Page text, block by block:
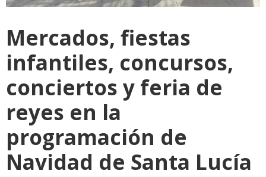
Mercados, fiestas
infantiles, concursos,
conciertos y feria de
reyes en la
programación de
Navidad de Santa Lucía